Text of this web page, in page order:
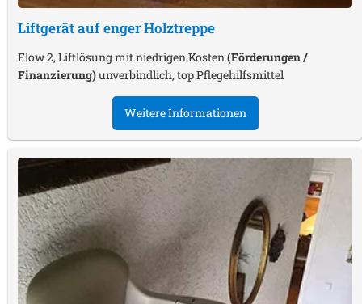
Liftgerät auf enger Holztreppe
Flow 2, Liftlösung mit niedrigen Kosten (Förderungen /
Finanzierung)unverbindlich, top Pflegehilfsmittel
Weitere Informationen